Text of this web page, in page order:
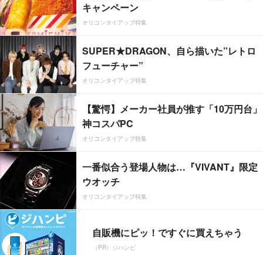
キャンペーン
オリコンタイアップ特集
SUPER★DRAGON、自ら描いた”レトロ
フューチャー”
オリコンタイアップ特集
【驚愕】メーカー社員が推す「10万円台」
神コスパPC
オリコンタイアップ特集
一番似合う登場人物は…『VIVANT』限定
ウオッチ
オリコンタイアップ特集
自販機にピッ！ですぐに買えちゃう
（PR）ジハンピ